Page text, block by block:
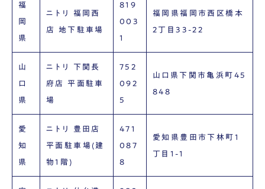
福
岡
県
ニトリ 福岡西
店 地下駐車場
819
003
1
福岡県福岡市西区橋本
2丁目33-22
山
口
県
ニトリ 下関長
府店 平面駐車
場
752
092
5
山口県下関市亀浜町45
848
愛
知
県
ニトリ 豊田店
平面駐車場(建
物1階)
471
087
8
愛知県豊田市下林町1
丁目1-1